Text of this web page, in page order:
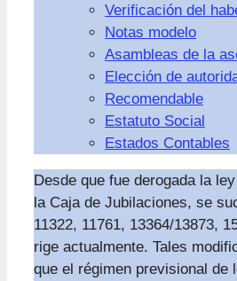
Verificación del
Notas modelo
Asambleas de la
Elección de
Recomendable
Estatuto Social
Estados Contables
Desde que fue derogada la
la Caja de Jubilaciones, se
11322, 11761, 13364/13873,
rige actualmente. Tales
que el régimen previsional de